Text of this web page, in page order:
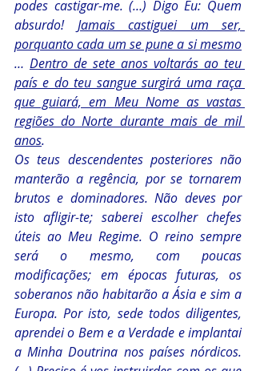
podes castigar-me. (…) Digo Eu: Quem
absurdo! Jamais castiguei um ser,
porquanto cada um se pune a si mesmo
… Dentro de sete anos voltarás ao teu
país e do teu sangue surgirá uma raça
que guiará, em Meu Nome as vastas
regiões do Norte durante mais de mil
anos.
Os teus descendentes posteriores não
manterão a regência, por se tornarem
brutos e dominadores. Não deves por
isto afligir-te; saberei escolher chefes
úteis ao Meu Regime. O reino sempre
será o mesmo, com poucas
modificações; em épocas futuras, os
soberanos não habitarão a Ásia e sim a
Europa. Por isto, sede todos diligentes,
aprendei o Bem e a Verdade e implantai
a Minha Doutrina nos países nórdicos.